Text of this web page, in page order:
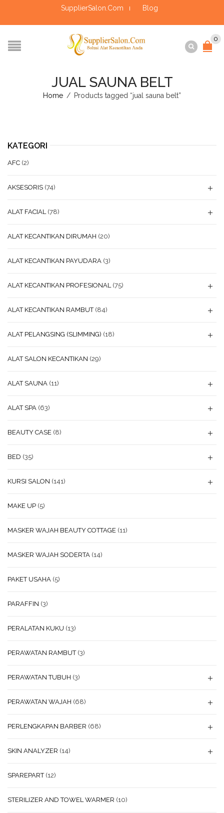
SupplierSalon.Com Blog
0
JUAL SAUNA BELT
Home / Products tagged “jual sauna belt”
KATEGORI
AFC (2)
AKSESORIS (74)
ALAT FACIAL (78)
ALAT KECANTIKAN DIRUMAH (20)
ALAT KECANTIKAN PAYUDARA (3)
ALAT KECANTIKAN PROFESIONAL (75)
ALAT KECANTIKAN RAMBUT (84)
ALAT PELANGSING (SLIMMING) (18)
ALAT SALON KECANTIKAN (29)
ALAT SAUNA (11)
ALAT SPA (63)
BEAUTY CASE (8)
BED (35)
KURSI SALON (141)
MAKE UP (5)
MASKER WAJAH BEAUTY COTTAGE (11)
MASKER WAJAH SODERTA (14)
PAKET USAHA (5)
PARAFFIN (3)
PERALATAN KUKU (13)
PERAWATAN RAMBUT (3)
PERAWATAN TUBUH (3)
PERAWATAN WAJAH (68)
PERLENGKAPAN BARBER (68)
SKIN ANALYZER (14)
SPAREPART (12)
STERILIZER AND TOWEL WARMER (10)